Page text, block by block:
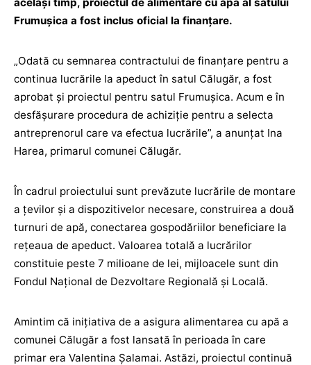
Frumușica a fost inclus oficial la finanțare.
„Odată cu semnarea contractului de finanțare pentru a
continua lucrările la apeduct în satul Călugăr, a fost
aprobat și proiectul pentru satul Frumușica. Acum e în
desfășurare procedura de achiziție pentru a selecta
antreprenorul care va efectua lucrările”, a anunțat Ina
Harea, primarul comunei Călugăr.
În cadrul proiectului sunt prevăzute lucrările de montare
a țevilor și a dispozitivelor necesare, construirea a două
turnuri de apă, conectarea gospodăriilor beneficiare la
rețeaua de apeduct. Valoarea totală a lucrărilor
constituie peste 7 milioane de lei, mijloacele sunt din
Fondul Național de Dezvoltare Regională și Locală.
Amintim că inițiativa de a asigura alimentarea cu apă a
comunei Călugăr a fost lansată în perioada în care
primar era Valentina Șalamai. Astăzi, proiectul continuă